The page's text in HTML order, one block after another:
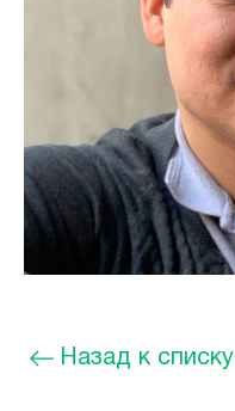
Назад к списку